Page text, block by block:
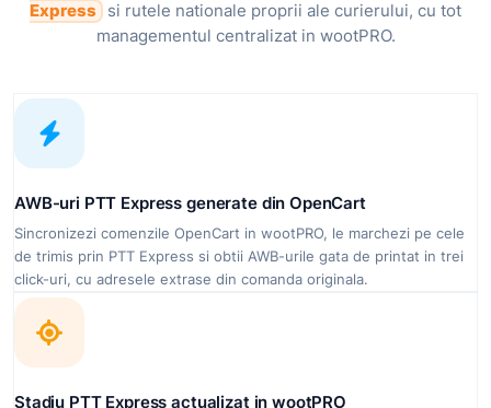
Express
si rutele nationale proprii ale curierului, cu tot
managementul centralizat in wootPRO.
AWB-uri PTT Express generate din OpenCart
Sincronizezi comenzile OpenCart in wootPRO, le marchezi pe cele
de trimis prin PTT Express si obtii AWB-urile gata de printat in trei
click-uri, cu adresele extrase din comanda originala.
Stadiu PTT Express actualizat in wootPRO